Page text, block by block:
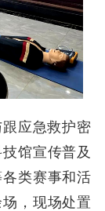
应急救护密
馆宣传普及
类赛事和活
，现场处置